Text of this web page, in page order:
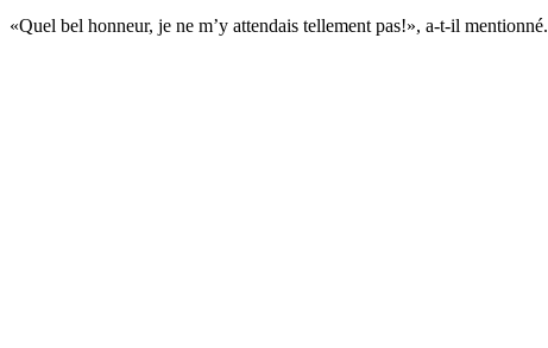
«Quel bel honneur, je ne m’y attendais tellement pas!», a-t-il mentionné.